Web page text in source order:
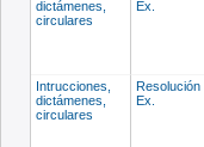
dictámenes,
circulares
Ex.
Intrucciones,
dictámenes,
circulares
Resolución
Ex.